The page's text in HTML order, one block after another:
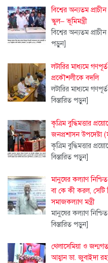
বিশ্বের অন্যতম
স্কুল– ভূমিমন্ত্রী
বিশ্বের অন্যতম
পড়ুন]
লটারির মাধ্যমে
প্রকৌশলীকে বদলি
লটারির মাধ্যমে
বিস্তারিত পড়ুন]
কৃত্রিম বুদ্ধিমত্তার
জনপ্রশাসন উপদেষ্টা
কৃত্রিম বুদ্ধিমত্তার
বিস্তারিত পড়ুন]
মানুষের কল্যাণ
বা কে কী করল, সেটি
সমাজকল্যাণ মন্ত্রী
মানুষের কল্যাণ
বিস্তারিত পড়ুন]
থেলাসেমিয়া ও
আহ্বান ডা. জুবাইদা